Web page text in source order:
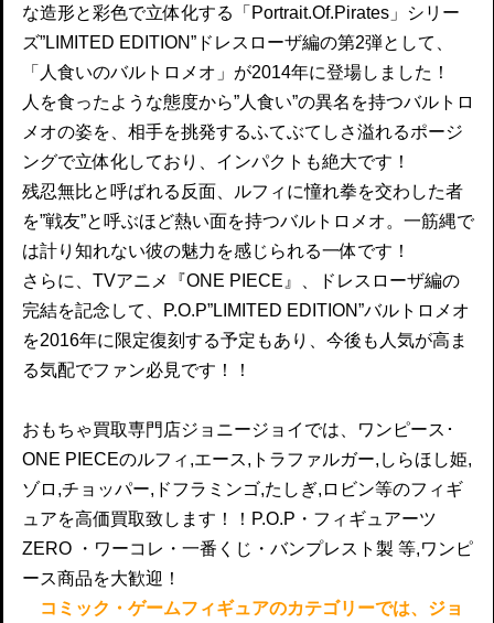
な造形と彩色で立体化する「Portrait.Of.Pirates」シリー
ズ”LIMITED EDITION”ドレスローザ編の第2弾として、
「人食いのバルトロメオ」が2014年に登場しました！
人を食ったような態度から”人食い”の異名を持つバルトロ
メオの姿を、相手を挑発するふてぶてしさ溢れるポージ
ングで立体化しており、インパクトも絶大です！
残忍無比と呼ばれる反面、ルフィに憧れ拳を交わした者
を”戦友”と呼ぶほど熱い面を持つバルトロメオ。一筋縄で
は計り知れない彼の魅力を感じられる一体です！
さらに、TVアニメ『ONE PIECE』、ドレスローザ編の
完結を記念して、P.O.P”LIMITED EDITION”バルトロメオ
を2016年に限定復刻する予定もあり、今後も人気が高ま
る気配でファン必見です！！
おもちゃ買取専門店ジョニージョイでは、ワンピース･
ONE PIECEのルフィ,エース,トラファルガー,しらほし姫,
ゾロ,チョッパー,ドフラミンゴ,たしぎ,ロビン等のフィギ
ュアを高価買取致します！！P.O.P・フィギュアーツ
ZERO ・ワーコレ・一番くじ・バンプレスト製 等,ワンピ
ース商品を大歓迎！
コミック・ゲームフィギュアのカテゴリーでは、ジョ